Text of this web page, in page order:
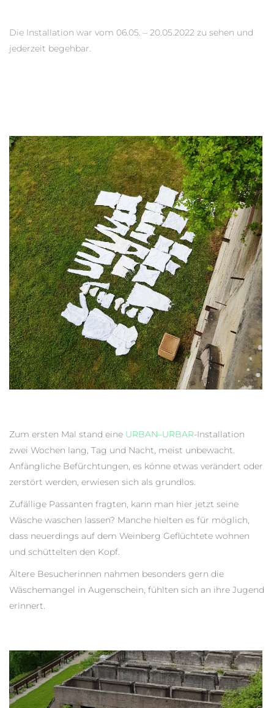
Die Installation war vom 06.05. – 20.05.2022 zu sehen und
jederzeit begehbar.
Zum ersten Mal stand eine URBAN–URBAR-Installation
zwei Wochen lang, Tag und Nacht, meist unbewacht.
Anfängliche Befürchtungen, es könne etwas verändert oder
zerstört werden, erwiesen sich als grundlos.
Zufällige Passanten fragten, kann man hier jetzt seine
Wäsche waschen lassen? Manche hielten es für möglich,
dass neuerdings auf dem Weinberg Geflüchtete wohnen
und schüttelten den Kopf.
Ältere Besucherinnen nahmen besonders gern die
Wäschemangel in Augenschein, fühlten sich an ihre Jugend
erinnert.